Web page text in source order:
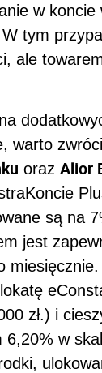
w koncie
tym
ale
warto
oraz Alior
są na
jest
zł.) i
6,20% w